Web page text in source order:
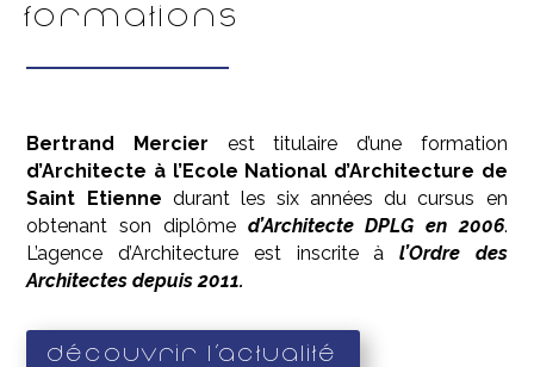
Formations
Bertrand Mercier est titulaire d’une formation
d’Architecte à l’Ecole National d’Architecture de
Saint Etienne durant les six années du cursus en
obtenant son diplôme d’Architecte DPLG en 2006.
L’agence d’Architecture est inscrite à l’Ordre des
Architectes depuis 2011.
Découvrir l'actualité